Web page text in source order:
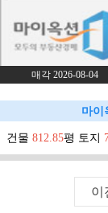
매각 2026-08-04
마이
건물 812.85평 토지
이